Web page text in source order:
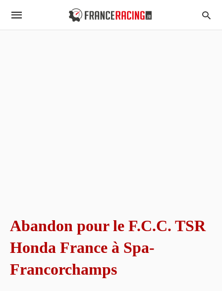
Abandon pour le F.C.C. TSR
Honda France à Spa-
Francorchamps